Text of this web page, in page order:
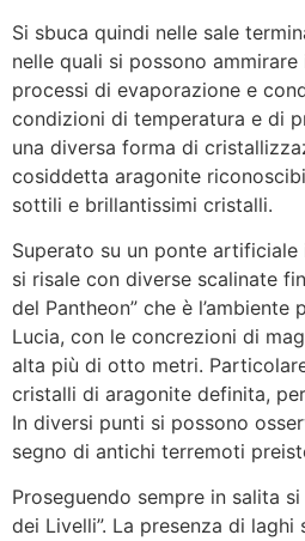
Si sbuca quindi nelle sale
nelle quali si possono
processi di evaporazione e
condizioni di temperatura e di
una diversa forma di
cosiddetta aragonite
sottili e brillantissimi cristalli.
Superato su un ponte artificiale
si risale con diverse scalinate
del Pantheon” che è
Lucia, con le concrezioni di
alta più di otto metri.
cristalli di aragonite definita,
In diversi punti si possono
segno di antichi terremoti
Proseguendo sempre in salita
dei Livelli”. La presenza di